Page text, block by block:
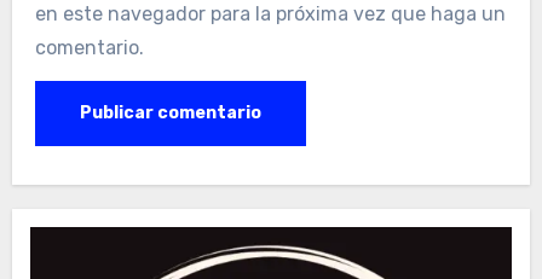
en este navegador para la próxima vez que haga un
comentario.